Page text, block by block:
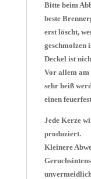
Bitte beim
beste
erst löscht,
geschmolzen
Deckel ist
Vor allem am
sehr heiß
einen
Jede Kerze
produziert.
Kleinere